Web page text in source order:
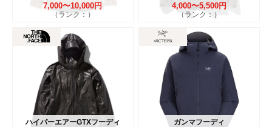
7,000〜10,000円
（ランク：）
4,000〜5,500円
（ランク：）
ハイパーエアーGTXフーディ ガンマフーディ